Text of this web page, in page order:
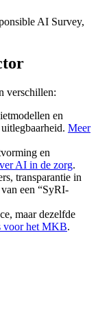
AI Survey,
verschillen:
en
Meer
en
AI in de zorg.
transparantie in
een “SyRI-
maar dezelfde
voor het MKB.